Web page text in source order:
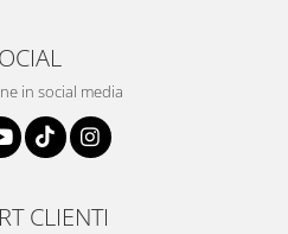
in social media
CLIENTI